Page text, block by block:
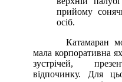
прийому
осіб.
Катамаран
мала корпоративна
зустрічей,
відпочинку. Для